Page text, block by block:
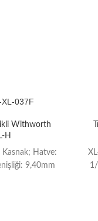
037F
Withworth
H
Hatve:
9,40mm